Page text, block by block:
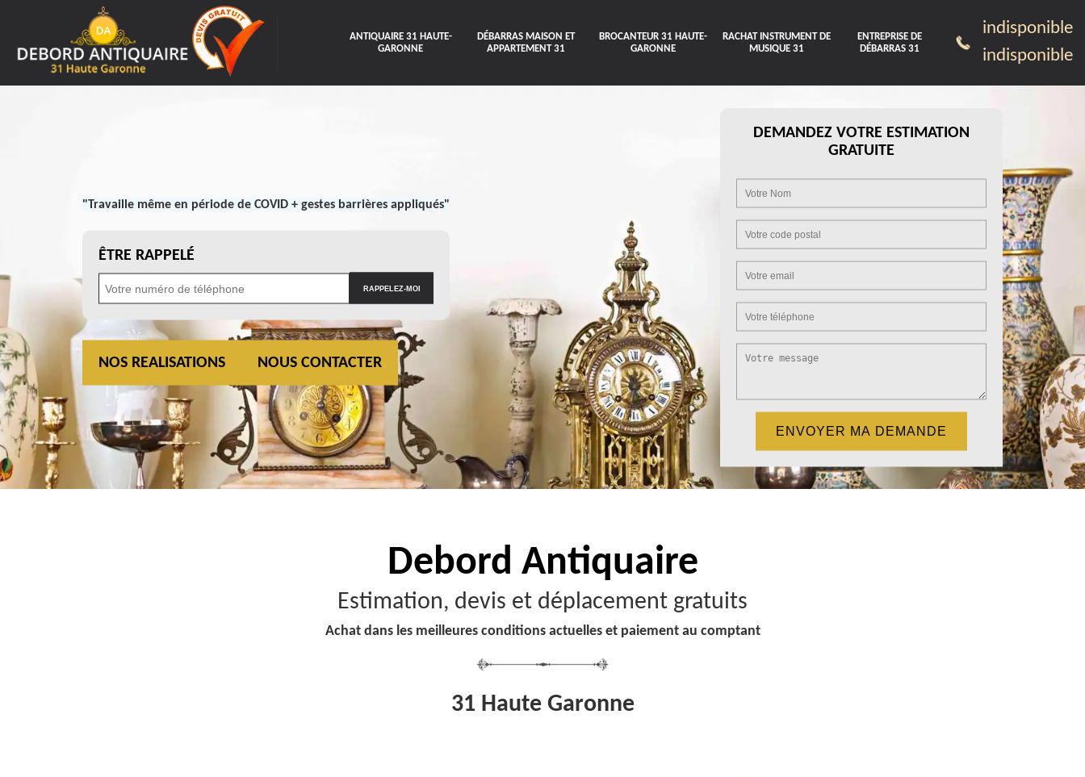
ANTIQUAIRE 31 HAUTE-
GARONNE
DÉBARRAS MAISON ET
APPARTEMENT 31
BROCANTEUR 31 HAUTE-
GARONNE
RACHAT INSTRUMENT DE
MUSIQUE 31
ENTREPRISE DE
DÉBARRAS 31
indisponible
indisponible
"Travaille même en période de COVID + gestes barrières appliqués"
ÊTRE RAPPELÉ
NOS REALISATIONS NOUS CONTACTER
DEMANDEZ VOTRE ESTIMATION
GRATUITE
Debord Antiquaire
Estimation, devis et déplacement gratuits
Achat dans les meilleures conditions actuelles et paiement au comptant
31 Haute Garonne